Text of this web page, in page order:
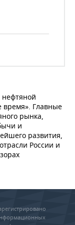
время». Главные
рынка,
и
развития,
России и